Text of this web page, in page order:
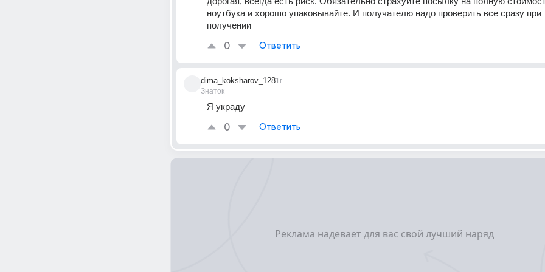
ноутбука и хорошо упаковывайте. И получателю надо проверить все сразу при
получении
0 Ответить
dima_koksharov_128
Знаток
1г
Я украду
0 Ответить